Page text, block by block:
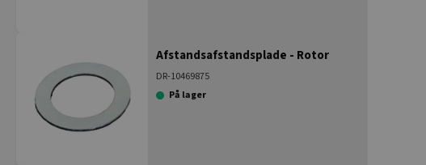
Afstandsafstandsplade - Rotor
DR-10469875
På lager